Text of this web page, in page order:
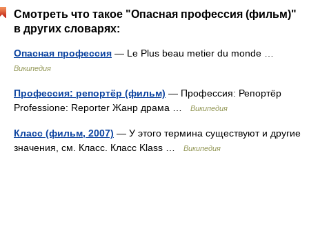
Смотреть что такое "Опасная профессия (фильм)"
в других словарях:
Опасная профессия — Le Plus beau metier du monde …
Википедия
Профессия: репортёр (фильм) — Профессия: Репортёр
Professione: Reporter Жанр драма …
Википедия
Класс (фильм, 2007) — У этого термина существуют и другие
значения, см. Класс. Класс Klass …
Википедия